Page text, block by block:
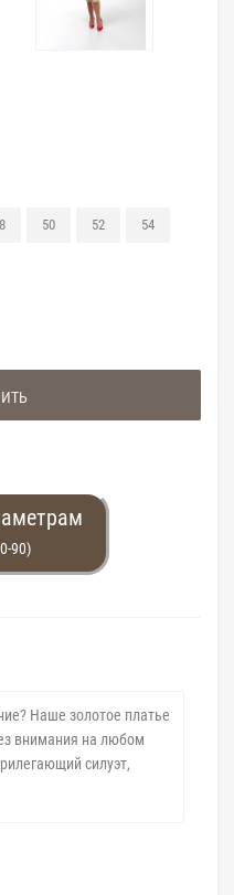
50 52 54
90)
Наше золотое платье
внимания на любом
силуэт,